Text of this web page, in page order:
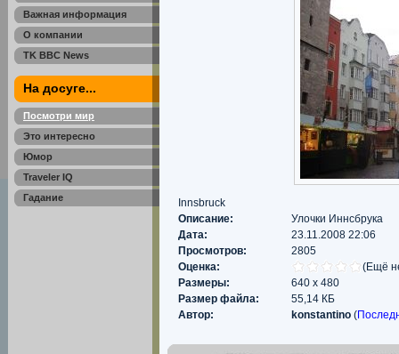
Важная информация
О компании
TK BBC News
На досуге...
Посмотри мир
Это интересно
Юмор
Traveler IQ
Гадание
Innsbruck
Описание:
Улочки Иннсбрука
Дата:
23.11.2008 22:06
Просмотров:
2805
Оценка:
(Ещё
Размеры:
640 x 480
Размер файла:
55,14 КБ
Автор:
konstantino (